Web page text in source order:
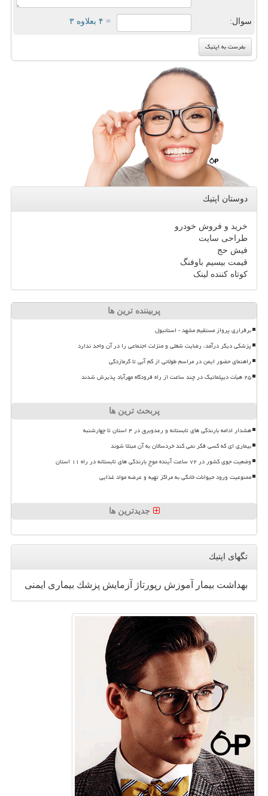
سوال: = ۴ بعلاوه ۳
دوستان اپتیك
خرید و فروش خودرو
طراحی سایت
فیش حج
قیمت بیسیم باوفنگ
کوتاه کننده لینک
پربیننده ترین ها
برقراری پرواز مستقیم مشهد - استانبول
پزشکی دیگر درآمد، رضایت شغلی و منزلت اجتماعی را در آن واحد ندارد
راهنمای حضور ایمن در مراسم طولانی از کم آبی تا گرمازدگی
۲۵ هیأت دیپلماتیک در چند ساعت از راه فرودگاه مهرآباد پذیرش شدند
پربحث ترین ها
هشدار ادامه بارندگی های تابستانه و رعدوبرق در ۴ استان تا چهارشنبه
بیماری ای که کسی فکر نمی کند خردسالان به آن مبتلا شوند
وضعیت جوی کشور در ۷۲ ساعت آینده موج بارندگی های تابستانه در راه ۱۱ استان
ممنوعیت ورود حیوانات خانگی به مراکز تهیه و عرضه مواد غذایی
جدیدترین ها
تگهای اپتیك
بهداشت بیمار آموزش رپورتاژ آزمایش پزشك بیماری ایمنی